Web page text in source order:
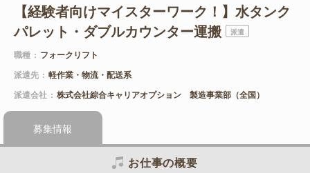
【経験者向けマイスターワーク！】水タンク
パレット・ダブルカウンター運搬
派遣
職種
フォークリフト
派遣先
軽作業・物流・配送系
派遣会社
株式会社綜合キャリアオプション 製造事業部（全国）
募集情報
お仕事の概要